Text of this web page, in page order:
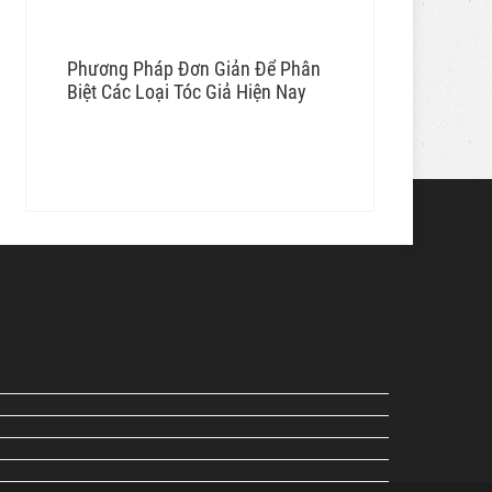
Phương Pháp Đơn Giản Để Phân
Biệt Các Loại Tóc Giả Hiện Nay